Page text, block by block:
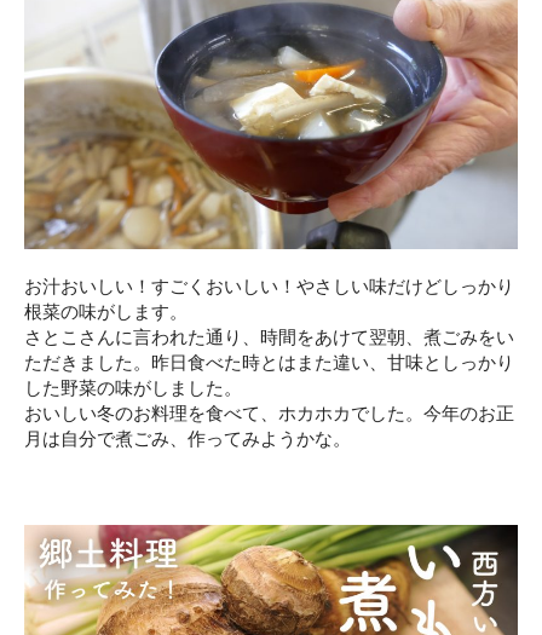
お汁おいしい！すごくおいしい！やさしい味だけどしっかり
根菜の味がします。
さとこさんに言われた通り、時間をあけて翌朝、煮ごみをい
ただきました。昨日食べた時とはまた違い、甘味としっかり
した野菜の味がしました。
おいしい冬のお料理を食べて、ホカホカでした。今年のお正
月は自分で煮ごみ、作ってみようかな。